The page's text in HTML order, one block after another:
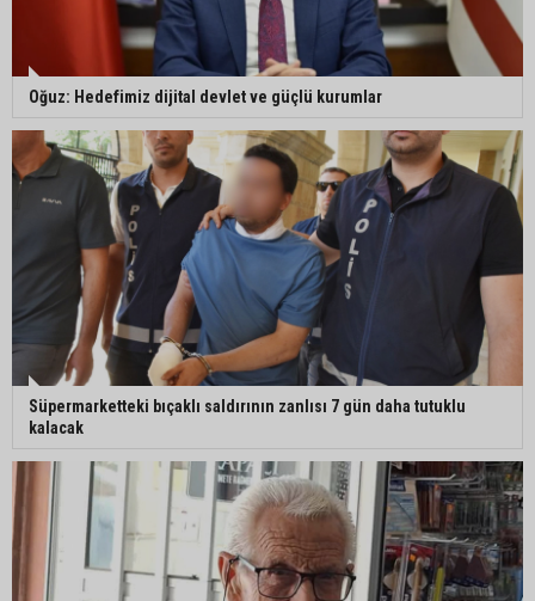
Oğuz: Hedefimiz dijital devlet ve güçlü kurumlar
Süpermarketteki bıçaklı saldırının zanlısı 7 gün daha tutuklu
kalacak